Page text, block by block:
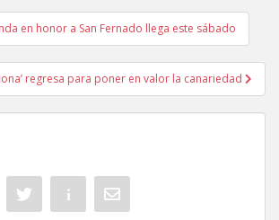
de entradas
en honor a San Fernado llega este sábado
regresa para poner en valor la canariedad